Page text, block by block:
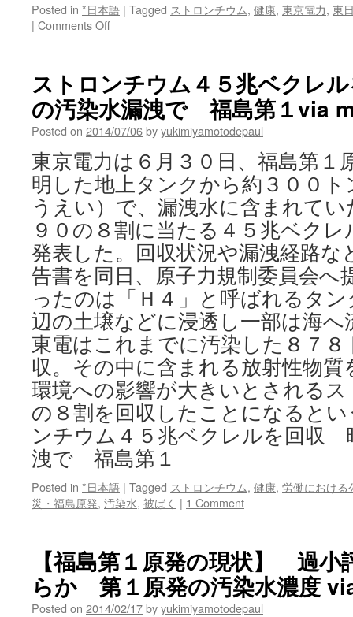
Posted in *日本語 | Tagged ストロンチウム, 健康, 東京電力, 東
| Comments Offon
漏
え
い
ス
ロ
ン
チ
ム
な
ど
１
３
０
倍
に
via
河
北
新
報
ストロンチウム４５兆ベクレ
の汚染水漏洩で 福島第１via
Posted on 2014/07/06byyukimiyamotodepaul
東京電力は６月３０日、福島第１
明した地上タンクから約３００
うえい）で、漏洩水に含まれて
９０の８割に当たる４５兆ベク
発表した。回収状況や漏洩経路な
告書を同日、原子力規制委員会へ
ったのは「Ｈ４」と呼ばれるタ
辺の土壌などに浸透し一部は海
東電はこれまでに汚染した８７
収。その中に含まれる放射性物
環境への影響が大きいとされる
の８割を回収したことになると
ンチウム４５兆ベクレルを回収
洩で 福島第１
Posted in *日本語 | Tagged ストロンチウム, 健康, 労働における
災・福島原発, 汚染水, 被ばく | 1 Comment
【福島第１原発の現状】 過小
らか 第１原発の汚染水濃度
Posted on 2014/02/17byyukimiyamotodepaul